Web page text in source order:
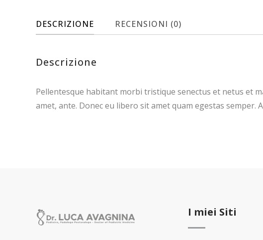
DESCRIZIONE RECENSIONI (0)
Descrizione
Pellentesque habitant morbi tristique senectus et netus et
amet, ante. Donec eu libero sit amet quam egestas
I miei Siti